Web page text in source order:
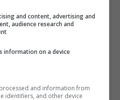
mercato estivo il
aveva iniziato a
diventasse realtà.
ora, ci sonoalmeno tre
and content, advertising and
audience research and
information on a device
and information from
identifiers, and other device